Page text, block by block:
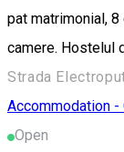
pat matrimonial,
camere. Hostelul
Strada
Accommodation -
Open